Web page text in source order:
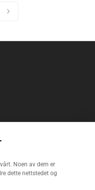
Noen av dem er
dette nettstedet og